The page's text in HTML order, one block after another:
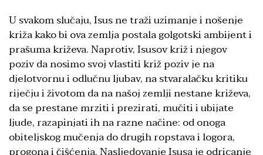
U svakom slučaju, Isus ne traži uzimanje i nošenje
križa kako bi ova zemlja postala golgotski ambijent i
prašuma križeva. Naprotiv, Isusov križ i njegov
poziv da nosimo svoj vlastiti križ poziv je na
djelotvornu i odlučnu ljubav, na stvaralačku kritiku
riječju i životom da na našoj zemlji nestane križeva,
da se prestane mrziti i prezirati, mučiti i ubijate
ljude, razapinjati ih na razne načine: od onoga
obiteljskog mučenja do drugih ropstava i logora,